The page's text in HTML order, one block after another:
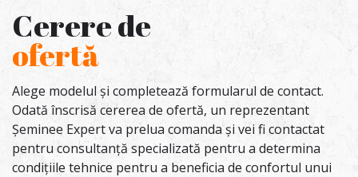
Cerere de
ofertă
Alege modelul și completează formularul de contact.
Odată înscrisă cererea de ofertă, un reprezentant
Șeminee Expert va prelua comanda și vei fi contactat
pentru consultanță specializată pentru a determina
condițiile tehnice pentru a beneficia de confortul unui